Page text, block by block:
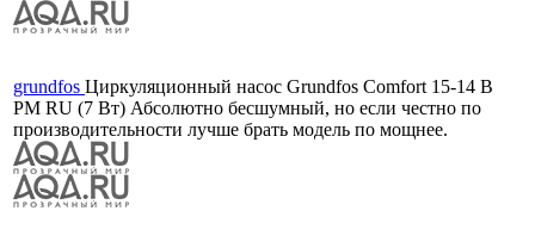
grundfos Циркуляционный насос Grundfos Comfort 15-14 B
PM RU (7 Вт) Абсолютно бесшумный, но если честно по
производительности лучше брать модель по мощнее.